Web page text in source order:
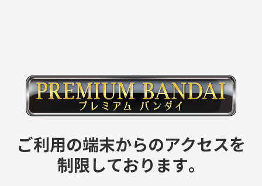
ご利用の端末からのアクセスを
制限しております。